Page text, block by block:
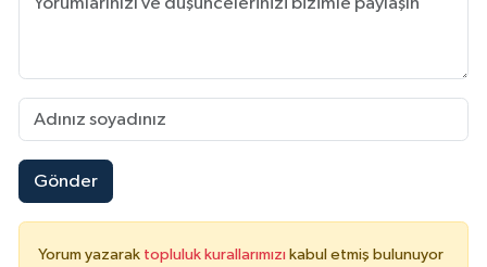
Gönder
Yorum yazarak topluluk kurallarımızı kabul etmiş bulunuyor